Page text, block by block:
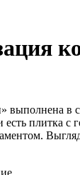
выполнена в
есть плитка с